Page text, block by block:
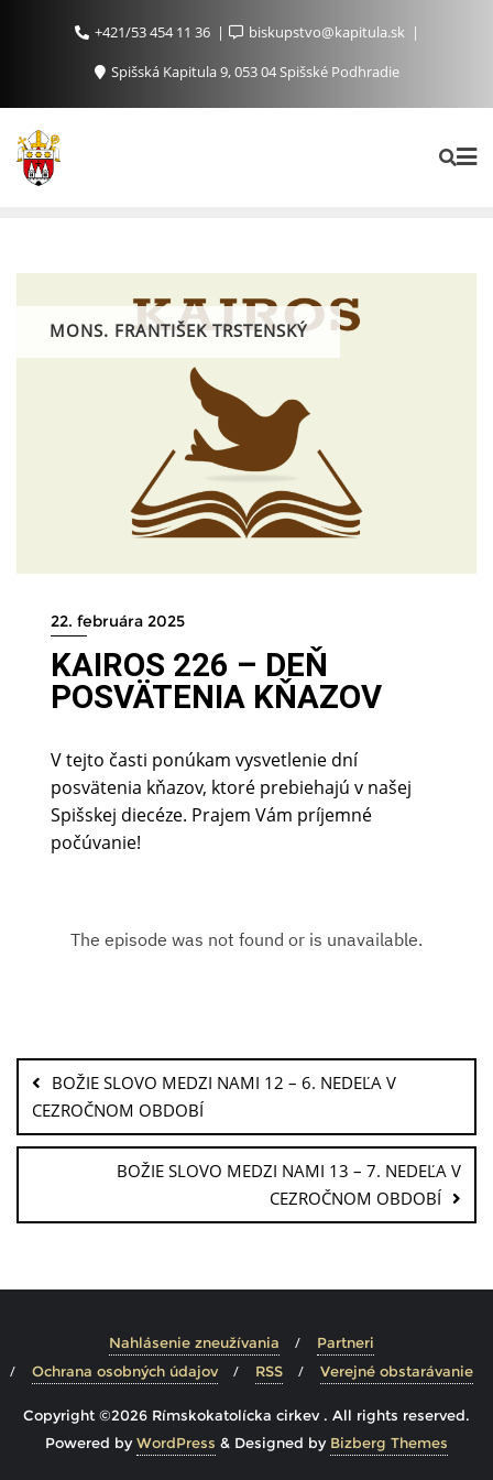
+421/53 454 11 36
biskupstvo@kapitula.sk
Spišská Kapitula 9, 053 04 Spišské Podhradie
MONS. FRANTIŠEK TRSTENSKÝ
22. februára 2025
KAIROS 226 – DEŇ
POSVÄTENIA KŇAZOV
V tejto časti ponúkam vysvetlenie dní
posvätenia kňazov, ktoré prebiehajú v našej
Spišskej diecéze. Prajem Vám príjemné
počúvanie!
BOŽIE SLOVO MEDZI NAMI 12 – 6. NEDEĽA V
CEZROČNOM OBDOBÍ
BOŽIE SLOVO MEDZI NAMI 13 – 7. NEDEĽA V
CEZROČNOM OBDOBÍ
Nahlásenie zneužívania
Partneri
Ochrana osobných údajov
RSS Verejné obstarávanie
Copyright ©2026 Rímskokatolícka cirkev . All rights reserved.
Powered byWordPress & Designed by Bizberg Themes